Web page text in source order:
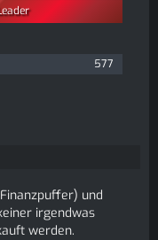
577
und
irgendwas
werden.